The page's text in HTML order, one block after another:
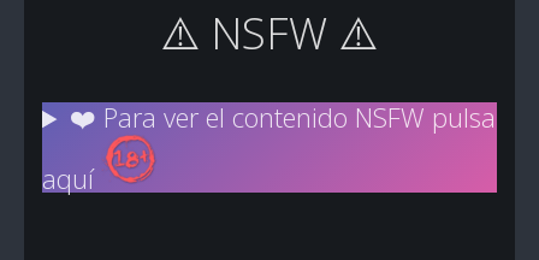
⚠️ NSFW ⚠️
❤️ Para ver el contenido NSFW pulsa
aquí